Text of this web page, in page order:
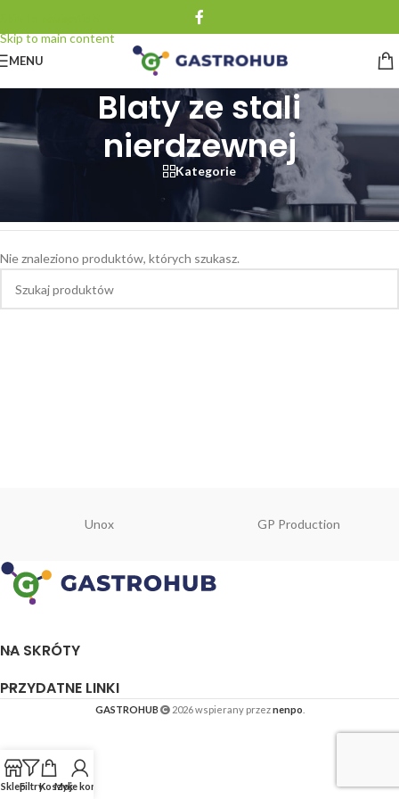
Skip to main content
MENU
Blaty ze stali
nierdzewnej
Kategorie
Meble technologiczne ze stali nierdzewnej
Nie znaleziono produktów, których szukasz.
Unox GP Production
NA SKRÓTY
PRZYDATNE LINKI
GASTROHUB 2026 wspierany przeznenpo
SklepFiltryKoszykMoje konto